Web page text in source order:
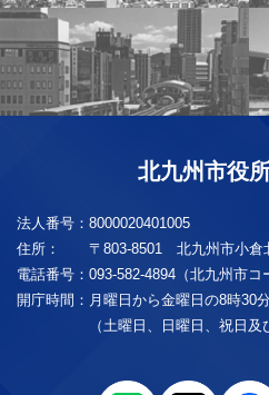
北九州市役
法人番号： 8000020401005
住所：
〒803-8501 北九州市小倉
電話番号： 093-582-4894（北九州市コ
開庁時間： 月曜日から金曜日の8時30
（土曜日、日曜日、祝日及